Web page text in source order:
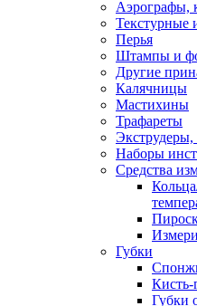
Аэрографы,
Текстурные
Перья
Штампы и
Другие
Калячницы
Мастихины
Трафареты
Наборы
Средства
Губки
Кисть-
Губки